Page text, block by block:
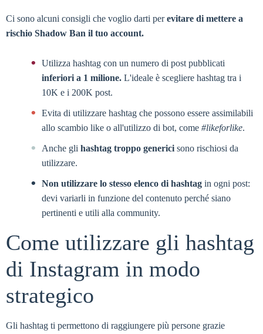
Ci sono alcuni consigli che voglio darti perevitare di mettere a
rischio Shadow Ban il tuo account.
Utilizza hashtag con un numero di post pubblicati
inferiori a 1 milione. L'ideale è scegliere hashtag tra i
10K e i 200K post.
Evita di utilizzare hashtag che possono essere assimilabili
allo scambio like o all'utilizzo di bot, come #likeforlike.
Anche gli hashtag troppo generici sono rischiosi da
utilizzare.
Non utilizzare lo stesso elenco di hashtag in ogni post:
devi variarli in funzione del contenuto perché siano
pertinenti e utili alla community.
Come utilizzare gli hashtag
di Instagram in modo
strategico
Gli hashtag ti permettono di raggiungere più persone grazie